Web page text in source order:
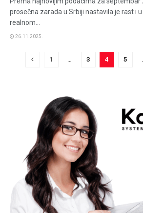
prosečna zarada u Srbiji nastavila je rast i
realnom...
26.11.2025.
1 … 3 4 5